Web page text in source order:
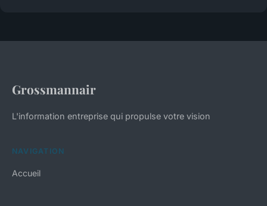
Grossmannair
L'information entreprise qui propulse votre vision
NAVIGATION
Accueil